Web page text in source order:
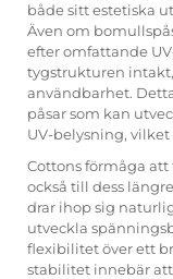
både sitt estetiska
Även om
efter omfattande
tygstrukturen
användbarhet.
påsar som kan
UV-belysning,
Cottons förmåga
också till dess
drar ihop sig
utveckla
flexibilitet över ett
stabilitet innebär